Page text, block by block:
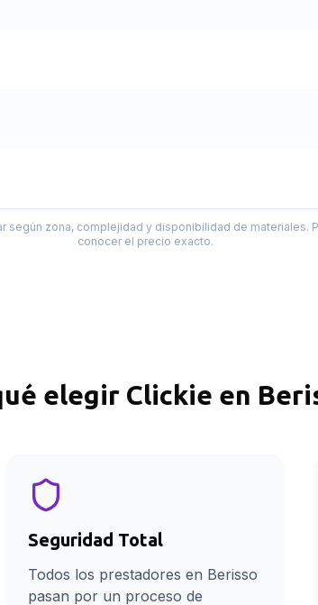
según zona, complejidad y disponibilidad de materiales.
conocer el precio exacto.
elegir Clickie en
Seguridad Total
Todos los prestadores en Berisso
pasan por un proceso de